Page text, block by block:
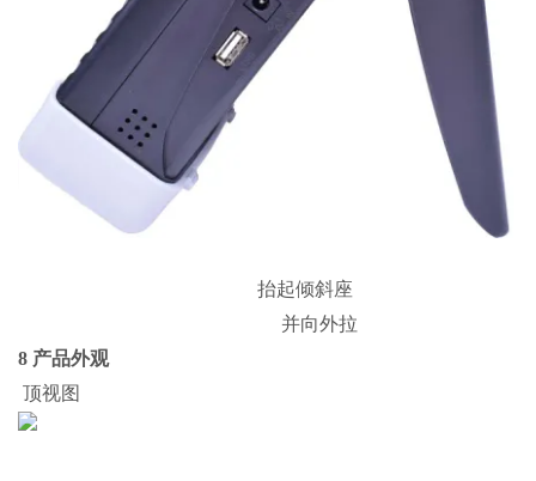
抬起倾斜座
并向外拉
8 产品外观
顶视图